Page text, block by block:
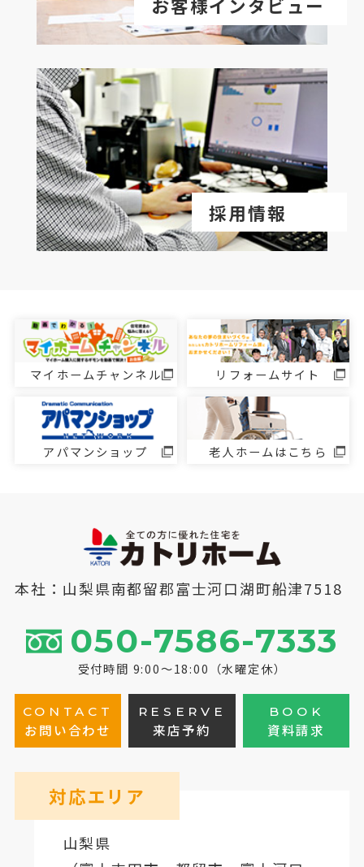
お客様インタビュー
採用情報
マイホームチャンネル リフォームサイト
アパマンショップ 老人ホームはこちら
本社：山梨県南都留郡富士河口湖町船津7518
050-7586-7333
受付時間 9:00～18:00（水曜定休）
CONTACT
お問い合わせ
RESERVE
来店予約
BOOK
資料請求
対応エリア
山梨県